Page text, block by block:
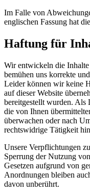
Im Falle von
englischen Fassung hat
Haftung für
Wir entwickeln die
bemühen uns korrekte
Leider können wir keine
auf dieser Website
bereitgestellt wurden. Als
die von Ihnen
überwachen oder nach
rechtswidrige Tätigkeit
Unsere Verpflichtungen
Sperrung der Nutzung
Gesetzen aufgrund von
Anordnungen bleiben
davon unberührt.